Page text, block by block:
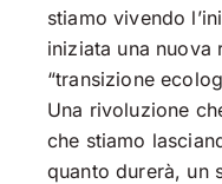
stiamo vivendo
iniziata una nuova
“transizione
Una rivoluzione
che stiamo
quanto durerà, un